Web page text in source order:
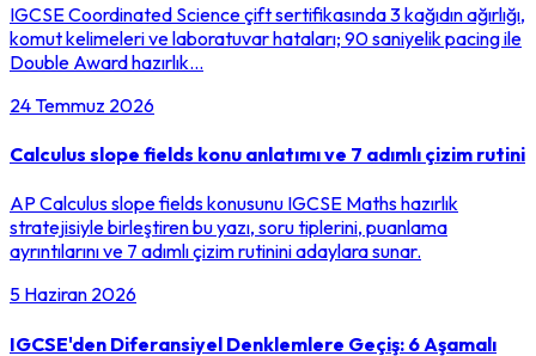
IGCSE Coordinated Science çift sertifikasında 3 kağıdın ağırlığı,
komut kelimeleri ve laboratuvar hataları; 90 saniyelik pacing ile
Double Award hazırlık…
24 Temmuz 2026
Calculus slope fields konu anlatımı ve 7 adımlı çizim rutini
AP Calculus slope fields konusunu IGCSE Maths hazırlık
stratejisiyle birleştiren bu yazı, soru tiplerini, puanlama
ayrıntılarını ve 7 adımlı çizim rutinini adaylara sunar.
5 Haziran 2026
IGCSE'den Diferansiyel Denklemlere Geçiş: 6 Aşamalı